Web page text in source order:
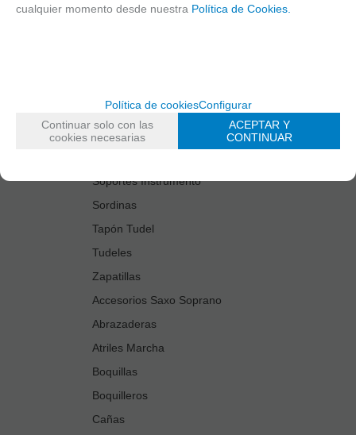
Estuches Guardacañas
Limpiadores
Protectores Boquilla
Soportes Instrumento
Sordinas
Tapón Tudel
Tudeles
Zapatillas
Accesorios Saxo Soprano
Abrazaderas
Atriles Marcha
Boquillas
Boquilleros
Cañas
cualquier momento desde nuestra Política de Cookies.
Política de cookiesConfigurar
Continuar solo con las
cookies necesarias
ACEPTAR Y
CONTINUAR